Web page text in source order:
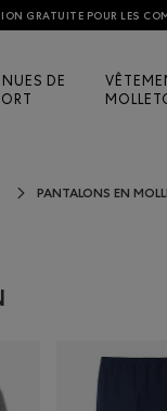
GRATUITE POUR LES
DE
PANTALONS EN